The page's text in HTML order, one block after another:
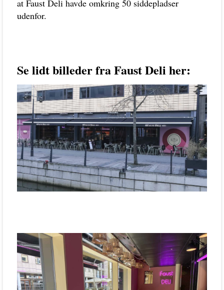
at Faust Deli havde omkring 50 siddepladser
udenfor.
Se lidt billeder fra Faust Deli her: